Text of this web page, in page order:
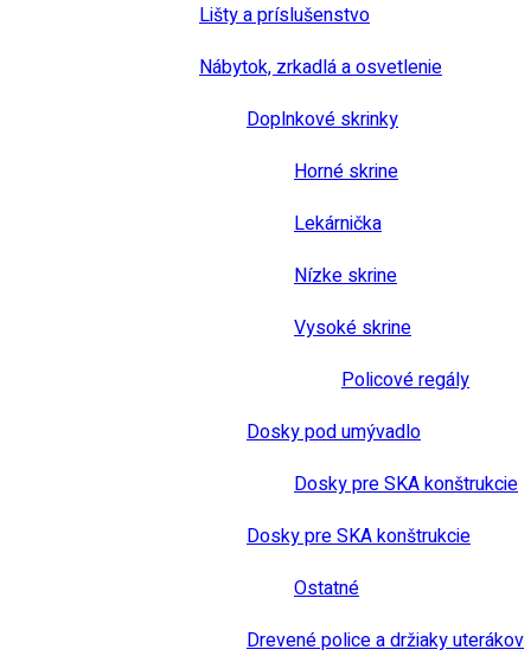
Lišty a príslušenstvo
Nábytok, zrkadlá a osvetlenie
Doplnkové skrinky
Horné skrine
Lekárnička
Nízke skrine
Vysoké skrine
Policové regály
Dosky pod umývadlo
Dosky pre SKA konštrukcie
Dosky pre SKA konštrukcie
Ostatné
Drevené police a držiaky uterákov